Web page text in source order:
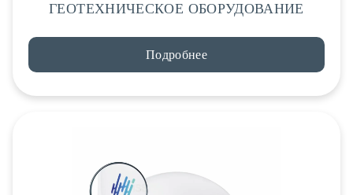
ГЕОТЕХНИЧЕСКОЕ ОБОРУДОВАНИЕ
Подробнее